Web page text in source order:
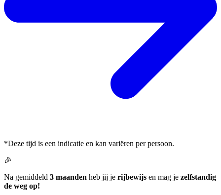
*Deze tijd is een indicatie en kan variëren per persoon.
🎉
Na gemiddeld 3 maanden heb jij je rijbewijs en mag je zelfstandig
de weg op!